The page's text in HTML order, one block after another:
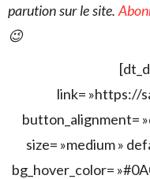
parution sur le site.
😉
link= »https://
button_alignment=
size= »medium »
bg_hover_color=